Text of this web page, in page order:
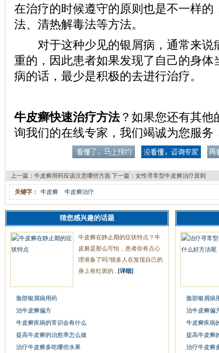
在治疗的时候遵守的原则也是不一样的
法、清热解毒法等方法。
对于这种少见的银屑病，通常来说
重的，因此患者如果发现了自己的身体
病的话，最少是积极的去进行治疗。
牛皮癣快速治疗方法？如果您还有其他
询我们的在线专家，我们竭诚为您服务
上一篇： 牛皮癣用药应该注意哪些方面 下一篇： 女性寻常型牛皮癣治疗原则
关键字： 牛皮癣 牛皮癣治疗
猜您感兴趣的话题
牛皮癣在静止期的症状特点？牛
皮廯是那么可怕，患者你有点心
理准备了吗?很多人在发现自己的
身上有红斑的... [详细]
脸部银屑病用药
治牛皮癣偏方
牛皮癣疾病的常识会有什么
提高牛皮癣的治愈率怎么做
治疗牛皮癣多吃哪些水果
脸部银屑病
治牛皮癣偏
牛皮癣疾病
提高牛皮癣
治疗牛皮癣